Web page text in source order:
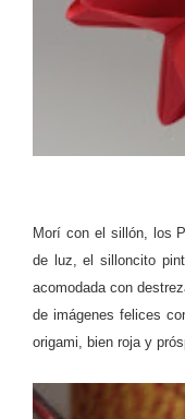
Morí con el sillón, los
de luz, el silloncito
acomodada con
de imágenes felices
origami, bien roja y